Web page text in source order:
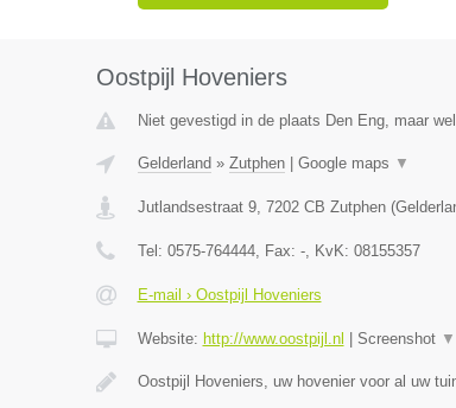
Oostpijl Hoveniers
Niet gevestigd in de plaats Den Eng, maar
Gelderland » Zutphen| Google maps ▼
Jutlandsestraat 9, 7202 CB Zutphen(
Tel: 0575-764444, Fax: -, KvK: 08155357
E-mail › Oostpijl Hoveniers
Website: http://www.oostpijl.nl Screenshot ▼
Oostpijl Hoveniers, uw hovenier voor al uw